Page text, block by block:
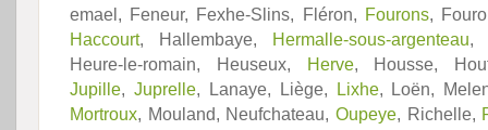
emael, Feneur, Fexhe-Slins, Fléron, Fourons,
Haccourt, Hallembaye, Hermalle-sous-argenteau,
Heure-le-romain, Heuseux,
Herve, Housse,
Jupille, Juprelle, Lanaye, Liège, Lixhe, Loën,
Mortroux, Mouland, Neufchateau, Oupeye, Richelle,